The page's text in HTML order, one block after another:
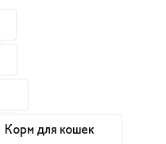
Корм для кошек